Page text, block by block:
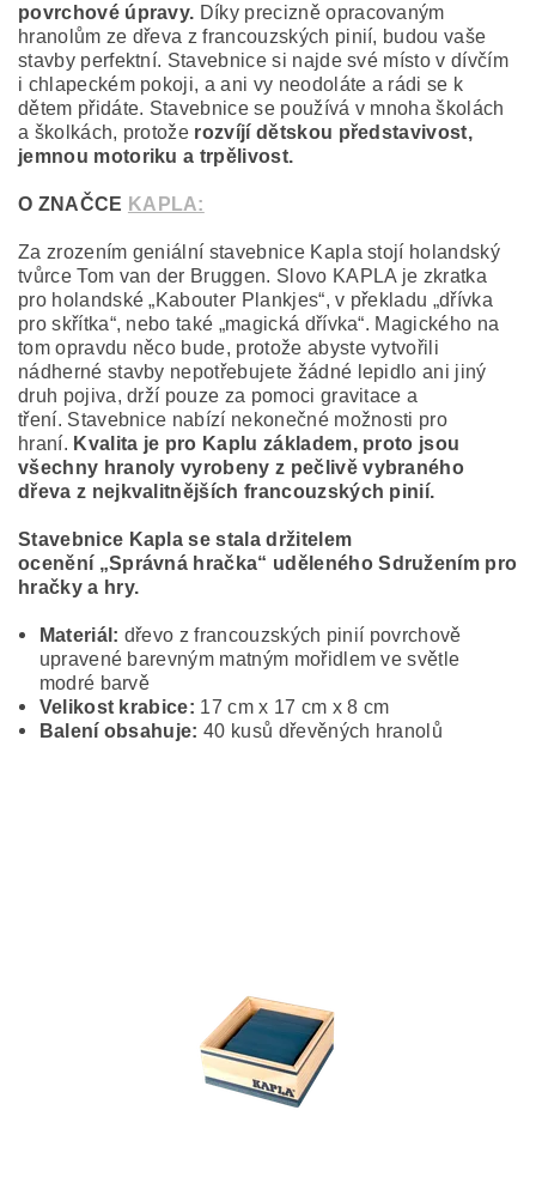
povrchové úpravy. Díky precizně opracovaným
hranolům ze dřeva z francouzských pinií, budou vaše
stavby perfektní. Stavebnice si najde své místo v dívčím
i chlapeckém pokoji, a ani vy neodoláte a rádi se k
dětem přidáte. Stavebnice se používá v mnoha školách
a školkách, protože rozvíjí dětskou představivost,
jemnou motoriku a trpělivost.
O ZNAČCE KAPLA:
Za zrozením geniální stavebnice Kapla stojí holandský
tvůrce Tom van der Bruggen. Slovo KAPLA je zkratka
pro holandské „Kabouter Plankjes“, v překladu „dřívka
pro skřítka“, nebo také „magická dřívka“. Magického na
tom opravdu něco bude, protože abyste vytvořili
nádherné stavby nepotřebujete žádné lepidlo ani jiný
druh pojiva, drží pouze za pomoci gravitace a
tření. Stavebnice nabízí nekonečné možnosti pro
hraní. Kvalita je pro Kaplu základem, proto jsou
všechny hranoly vyrobeny z pečlivě vybraného
dřeva z nejkvalitnějších francouzských pinií.
Stavebnice Kapla se stala držitelem
ocenění „Správná hračka“ uděleného Sdružením pro
hračky a hry.
Materiál: dřevo z francouzských pinií povrchově
upravené barevným matným mořidlem ve světle
modré barvě
Velikost krabice: 17 cm x 17 cm x 8 cm
Balení obsahuje:40 kusů dřevěných hranolů